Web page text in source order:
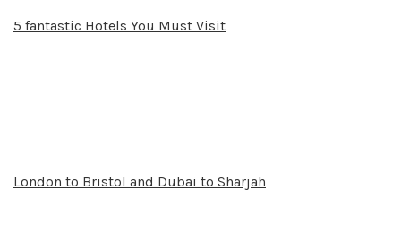
5 fantastic Hotels You Must Visit
London to Bristol and Dubai to Sharjah